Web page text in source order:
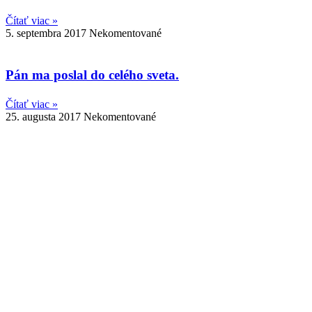
Čítať viac »
5. septembra 2017 Nekomentované
Pán ma poslal do celého sveta.
Čítať viac »
25. augusta 2017 Nekomentované